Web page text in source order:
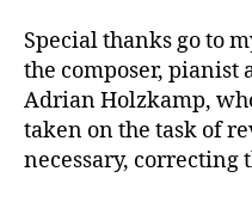
Special thanks go to
the composer, pianist
Adrian Holzkamp,
taken on the task of
necessary, correcting